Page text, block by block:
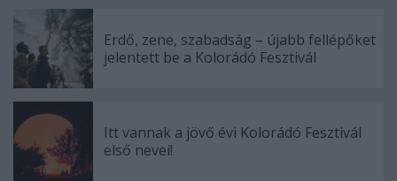
Erdő, zene, szabadság – újabb fellépőket
jelentett be a Kolorádó Fesztivál
Itt vannak a jövő évi Kolorádó Fesztivál
első nevei!